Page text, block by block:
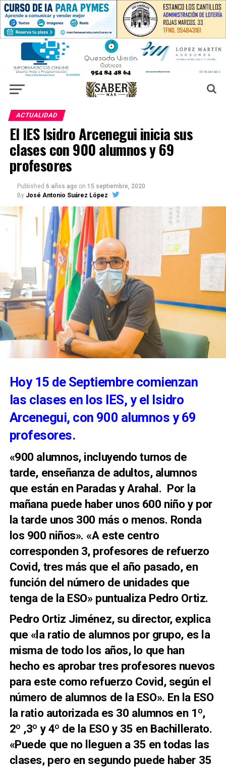
ACTUALIDAD
El IES Isidro Arcenegui inicia sus
clases con 900 alumnos y 69
profesores
Published 6 años ago on 15 septiembre, 2020
By José Antonio Suárez López
Hoy 15 de Septiembre comienzan
las clases en los IES, y el Isidro
Arcenegui, con 900 alumnos y 69
profesores.
«900 alumnos, incluyendo turnos de
tarde, enseñanza de adultos, alumnos
que están en Paradas y Arahal. Por la
mañana puede haber unos 600 niño y por
la tarde unos 300 más o menos. Ronda
los 900 niños». «A este centro
corresponden 3, profesores de refuerzo
Covid, tres más que el año pasado, en
función del número de unidades que
tenga de la ESO» puntualiza Pedro Ortiz.
Pedro Ortiz Jiménez, su director, explica
que «la ratio de alumnos por grupo, es la
misma de todo los años, lo que han
hecho es aprobar tres profesores nuevos
para este como refuerzo Covid, según el
número de alumnos de la ESO». En la ESO
la ratio autorizada es 30 alumnos en 1º,
2º ,3º y 4º de la ESO y 35 en Bachillerato.
«Puede que no lleguen a 35 en todas las
clases, pero en segundo puede haber 35